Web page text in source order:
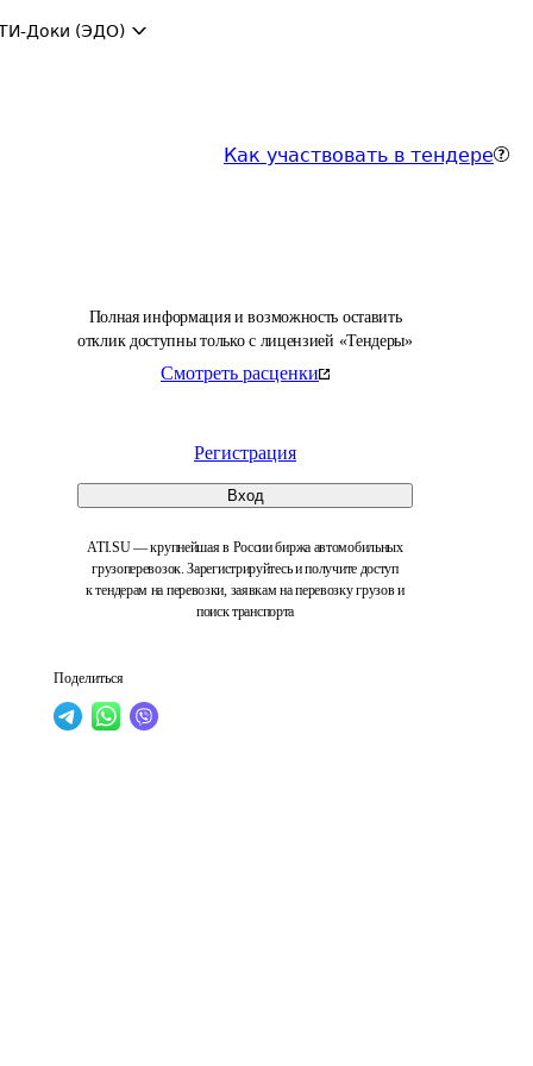
Доки (ЭДО)
Как участвовать в тендере
Полная информация и возможность оставить
отклик доступны только с лицензией «Тендеры»
Смотреть расценки
Регистрация
Вход
ATI.SU — крупнейшая в России биржа автомобильных
грузоперевозок. Зарегистрируйтесь и получите доступ
к тендерам на перевозки, заявкам на перевозку грузов и
поиск транспорта
Поделиться